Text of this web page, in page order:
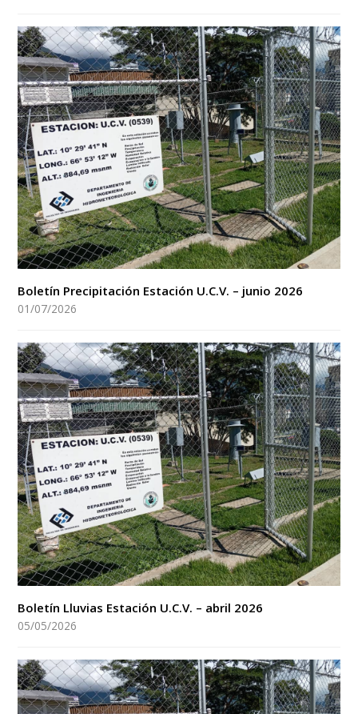
Boletín Precipitación Estación U.C.V. – junio 2026
01/07/2026
Boletín Lluvias Estación U.C.V. – abril 2026
05/05/2026